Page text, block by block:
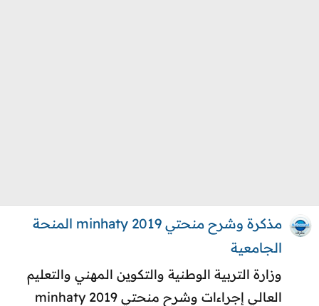
مذكرة وشرح منحتي 2019 minhaty المنحة
الجامعية
وزارة التربية الوطنية والتكوين المهني والتعليم
العالي إجراءات وشرح منحتي 2019 minhaty